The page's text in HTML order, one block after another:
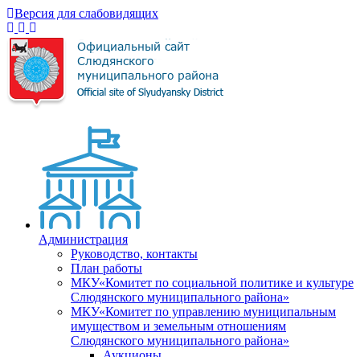
Версия для слабовидящих
Администрация
Руководство, контакты
План работы
МКУ«Комитет по социальной политике и культуре
Слюдянского муниципального района»
МКУ«Комитет по управлению муниципальным
имуществом и земельным отношениям
Слюдянского муниципального района»